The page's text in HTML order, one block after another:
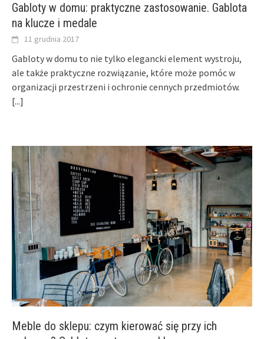
Gabloty w domu: praktyczne zastosowanie. Gablota
na klucze i medale
11 grudnia 2017
Gabloty w domu to nie tylko elegancki element wystroju,
ale także praktyczne rozwiązanie, które może pomóc w
organizacji przestrzeni i ochronie cennych przedmiotów.
[...]
Meble do sklepu: czym kierować się przy ich